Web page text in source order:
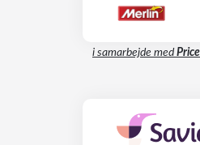
i samarbejde med